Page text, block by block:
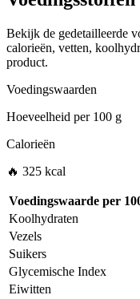
Bekijk de gedetailleerde
calorieën, vetten,
product.
Voedingswaarden
Hoeveelheid per100 g
Calorieën
🔥 325 kcal
Voedingswaarde per
Koolhydraten
Vezels
Suikers
Glycemische Index
Eiwitten